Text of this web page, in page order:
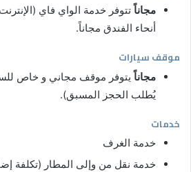
مجاناً تتوفر خدمة الواي فاي
أنحاء الفندق مجاناً.
موقف سيارات
مجاناً يتوفر موقف مجاني و خاص
يُطلب الحجز المسبق).
خدمات
خدمة الغرف
خدمة نقل من وإلى المطار (تكلفة